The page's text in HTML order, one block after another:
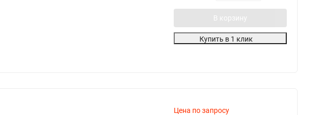
В корзину
Купить в 1 клик
Цена по запросу